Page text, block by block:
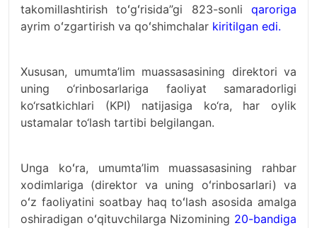
takomillashtirish toʻgʻrisida”gi 823-sonli qaroriga
ayrim oʻzgartirish va qoʻshimchalar kiritilgan edi.
Xususan, umumta’lim muassasasining direktori va
uning o‘rinbosarlariga faoliyat samaradorligi
ko‘rsatkichlari (KPI) natijasiga ko‘ra, har oylik
ustamalar to‘lash tartibi belgilangan.
Unga koʻra, umumta’lim muassasasining rahbar
xodimlariga (direktor va uning oʻrinbosarlari) va
oʻz faoliyatini soatbay haq toʻlash asosida amalga
oshiradigan oʻqituvchilarga Nizomining 20-bandiga